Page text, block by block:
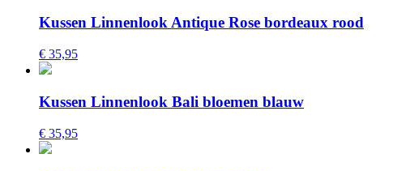
Kussen Linnenlook Antique Rose bordeaux rood
€ 35,95
Kussen Linnenlook Bali bloemen blauw
€ 35,95